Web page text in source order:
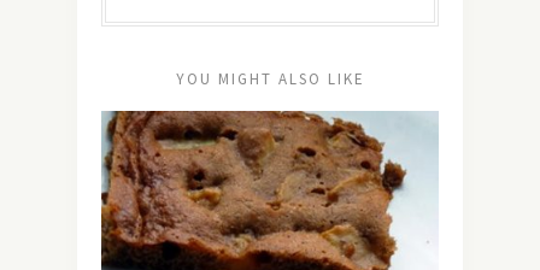
YOU MIGHT ALSO LIKE